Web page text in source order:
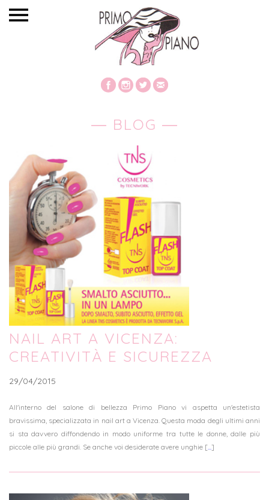
― BLOG ―
NAIL ART A VICENZA:
CREATIVITÀ E SICUREZZA
29/04/2015
All'interno del salone di bellezza Primo Piano vi aspetta un'estetista
bravissima, specializzata in nail art a Vicenza. Questa moda degli ultimi anni
si sta davvero diffondendo in modo uniforme tra tutte le donne, dalle più
piccole alle più grandi. Se anche voi desiderate avere unghie [...]